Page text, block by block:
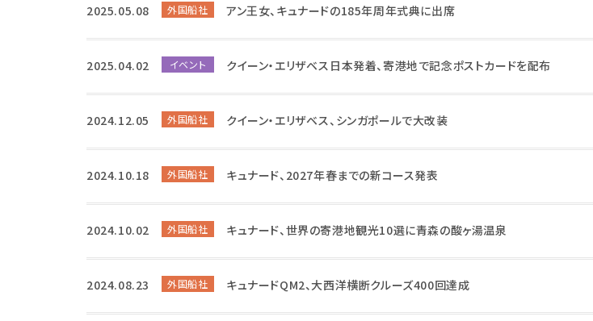
2025.05.08 外国船社 アン王女、キュナードの185年周年式典に出席
2025.04.02 イベント クイーン・エリザベス日本発着、寄港地で記念ポストカードを配布
2024.12.05 外国船社 クイーン・エリザベス、シンガポールで大改装
2024.10.18 外国船社 キュナード、2027年春までの新コース発表
2024.10.02 外国船社 キュナード、世界の寄港地観光10選に青森の酸ヶ湯温泉
2024.08.23 外国船社 キュナードQM2、大西洋横断クルーズ400回達成